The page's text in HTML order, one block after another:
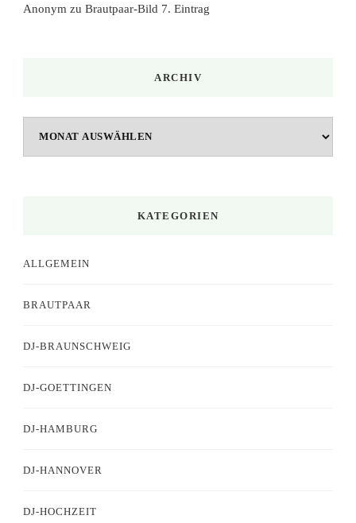
Anonym zu Brautpaar-Bild 7. Eintrag
ARCHIV
KATEGORIEN
ALLGEMEIN
BRAUTPAAR
DJ-BRAUNSCHWEIG
DJ-GOETTINGEN
DJ-HAMBURG
DJ-HANNOVER
DJ-HOCHZEIT